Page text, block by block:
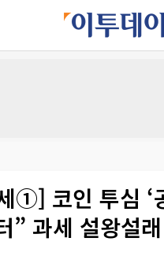
①] 코인 투심 ‘
” 과세 설왕설래